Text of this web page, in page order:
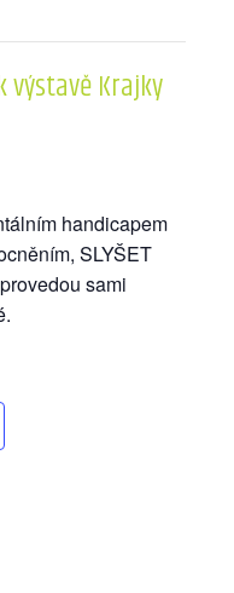
výstavě Krajky
handicapem
SLYŠET
sami